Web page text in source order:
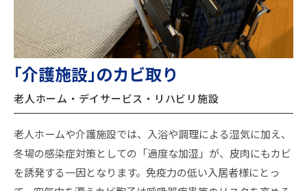
｢介護施設｣のカビ取り
老人ホーム・デイサービス・リハビリ施設
老人ホームや介護施設では、入浴や調理による湿気に加え、
冬場の感染症対策としての「過度な加湿」が、皮肉にもカビ
を誘発する一因となります。免疫力の低い入居者様にとっ